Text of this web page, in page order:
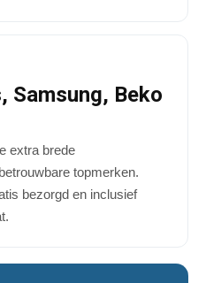
Samsung, Beko
extra brede
topmerken.
bezorgd en inclusief